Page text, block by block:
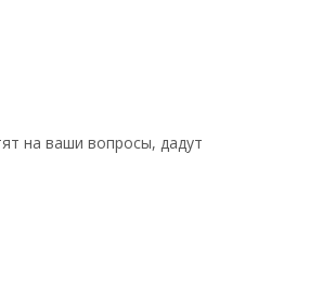
на ваши вопросы, дадут